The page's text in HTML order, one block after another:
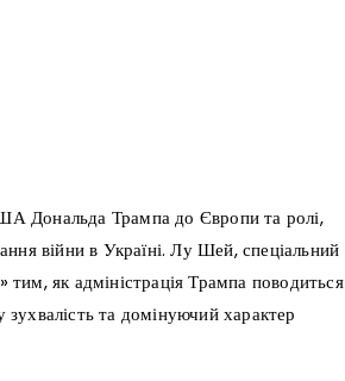
Дональда Трампа до Європи та ролі,
війни в Україні. Лу Шей, спеціальний
як адміністрація Трампа поводиться
та домінуючий характер